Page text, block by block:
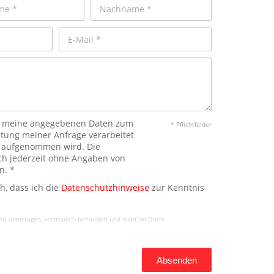
angegebenen Daten zum
meiner Anfrage verarbeitet
wird. Die
jederzeit ohne Angaben von
*
* Pflichtfelder
dass ich die Datenschutzhinweisezur Kenntnis
übertragen, vertraulich behandelt und nicht an Dritte
Absenden